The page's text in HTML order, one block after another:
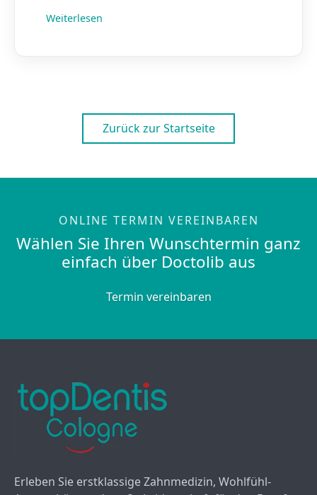
Weiterlesen
Zurück zur Startseite
ONLINE TERMIN VEREINBAREN
Wählen Sie Ihren Wunschtermin ganz
einfach über Doctolib aus
Termin vereinbaren
Erleben Sie erstklassige Zahnmedizin, Wohlfühl-